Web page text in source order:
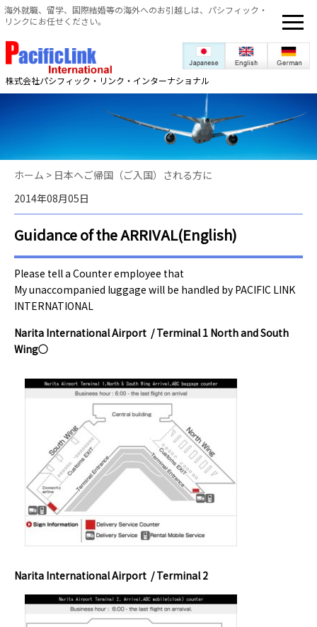
株式会社パシフィック・リンク・インターナショナル
海外就職、留学、国際結婚等の海外へのお引越しは、パシフィック・
リンクにお任せください。
ホーム > 日本へご帰国（ご入国）される方に
2014年08月05日
Guidance of the ARRIVAL(English)
Please tell a Counter employee that
My unaccompanied luggage will be handled by PACIFIC LINK
INTERNATIONAL
Narita International Airport / Terminal 1 North and South
Wing○
Narita International Airport / Terminal 2